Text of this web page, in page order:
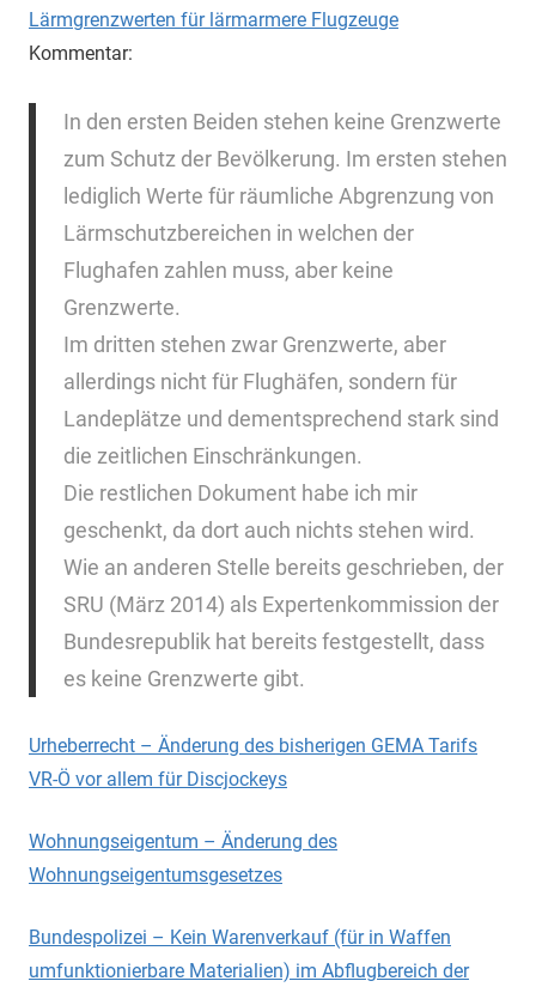
Lärmgrenzwerten für lärmarmere Flugzeuge
Kommentar:
In den ersten Beiden stehen keine Grenzwerte
zum Schutz der Bevölkerung. Im ersten stehen
lediglich Werte für räumliche Abgrenzung von
Lärmschutzbereichen in welchen der
Flughafen zahlen muss, aber keine
Grenzwerte.
Im dritten stehen zwar Grenzwerte, aber
allerdings nicht für Flughäfen, sondern für
Landeplätze und dementsprechend stark sind
die zeitlichen Einschränkungen.
Die restlichen Dokument habe ich mir
geschenkt, da dort auch nichts stehen wird.
Wie an anderen Stelle bereits geschrieben, der
SRU (März 2014) als Expertenkommission der
Bundesrepublik hat bereits festgestellt, dass
es keine Grenzwerte gibt.
Urheberrecht – Änderung des bisherigen GEMA Tarifs
VR-Ö vor allem für Discjockeys
Wohnungseigentum – Änderung des
Wohnungseigentumsgesetzes
Bundespolizei – Kein Warenverkauf (für in Waffen
umfunktionierbare Materialien) im Abflugbereich der